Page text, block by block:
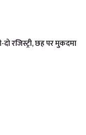
रजिस्ट्री, छह पर मुकदमा